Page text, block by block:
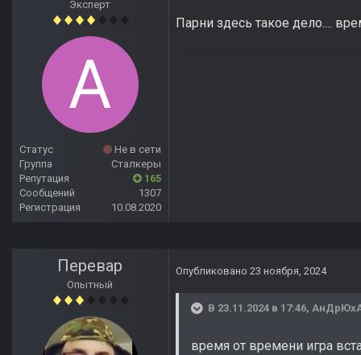
Эксперт
Статус
Не в сети
Группа
Сталкеры
Репутация
165
Сообщений
1307
Регистрация
10.08.2020
Парни здесь такое дело....
Перевар
Опытный
Опубликовано 23 ноября, 2024
В 23.11.2024 в 17:46,
время от времени игра